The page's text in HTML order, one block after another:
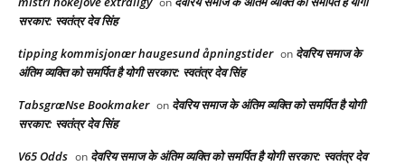
सरकार: स्वतंत्र देव सिंह
tipping kommisjonær haugesund åpningstider on देवरिय समाज के
अंतिम व्यक्ति को समर्पित है योगी सरकार: स्वतंत्र देव सिंह
TabsgræNse Bookmaker on देवरिय समाज के अंतिम व्यक्ति को समर्पित है योगी
सरकार: स्वतंत्र देव सिंह
V65 Odds on देवरिय समाज के अंतिम व्यक्ति को समर्पित है योगी सरकार: स्वतंत्र देव